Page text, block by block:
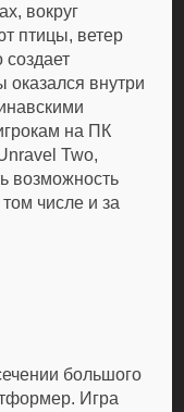
вокруг
птицы, ветер
создает
внутри
на ПК
Two,
возможность
том числе и за
большого
Игра